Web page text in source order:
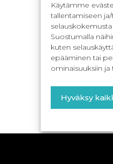
Käytämme
tallentamiseen
Suostumalla
kuten
epääminen tai
ominaisuuksiin
Hyväksy
PDF
8,90€ –
Valitse